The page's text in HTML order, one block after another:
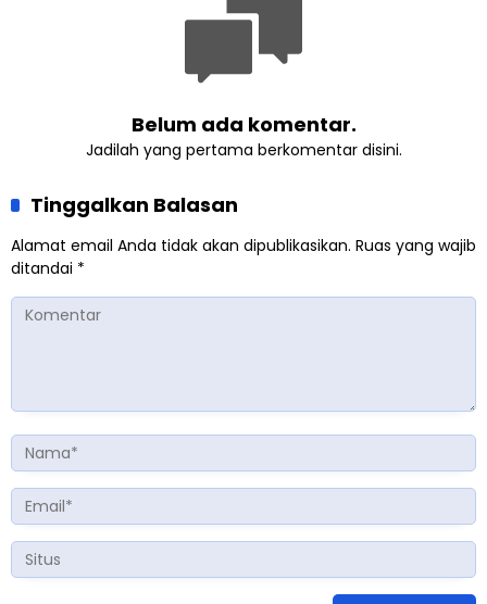
Belum ada komentar.
Jadilah yang pertama berkomentar disini.
Tinggalkan Balasan
Alamat email Anda tidak akan dipublikasikan. Ruas yang wajib
ditandai *